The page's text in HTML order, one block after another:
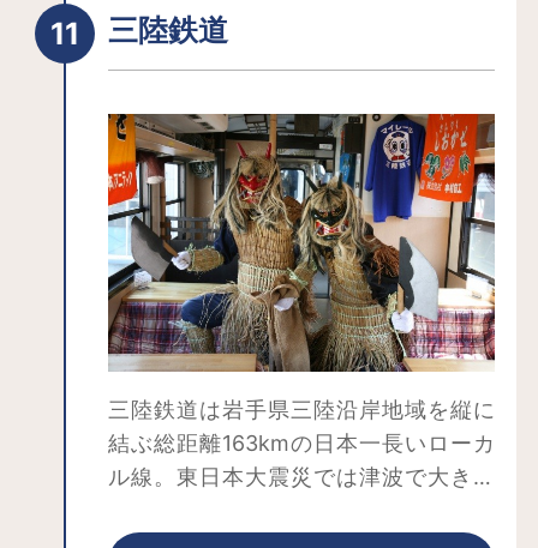
んさ踊り団体の皆様にご協力いただ
き、「盛岡さんさ踊り」に加えて日替
しめます。
「さんさ踊り」とは？藩政時代より踊
り受け継がれてきた"さんさ踊り"の起源
は、三ツ石伝説に由来しています。そ
の昔、南部盛岡城下に羅刹（らせつ）
という鬼が現れ、悪さをして暴れてお
りました。困り果てた里人たちは、三
ツ石神社の神様に悪鬼の退治を祈願し
悪鬼をとらえ、二度と悪さをしないよ
う誓いの証として、境内の大きな三ツ
石に鬼の手形を押させました。（岩に
三陸鉄道
三陸鉄道は岩手県三陸沿岸地域を縦に
結ぶ総距離163kmの日本一長いローカ
ル線。東日本大震災では津波で大きな